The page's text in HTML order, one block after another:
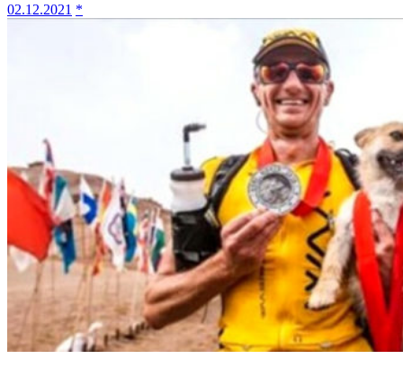
02.12.2021 *